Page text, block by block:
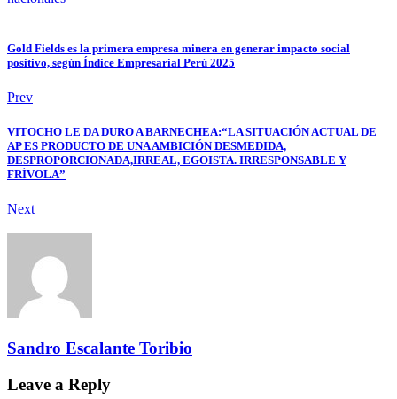
Gold Fields es la primera empresa minera en generar impacto social
positivo, según Índice Empresarial Perú 2025
Prev
VITOCHO LE DA DURO A BARNECHEA:“LA SITUACIÓN ACTUAL DE
AP ES PRODUCTO DE UNA AMBICIÓN DESMEDIDA,
DESPROPORCIONADA,IRREAL, EGOISTA. IRRESPONSABLE Y
FRÍVOLA”
Next
Sandro Escalante Toribio
Leave a Reply